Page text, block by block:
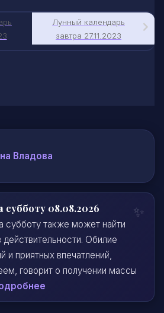
Лунный календарь
завтра 27.11.2023
Владова
субботу 08.08.2026
субботу также может найти
Обилие
и приятных впечатлений,
говорит о получении массы